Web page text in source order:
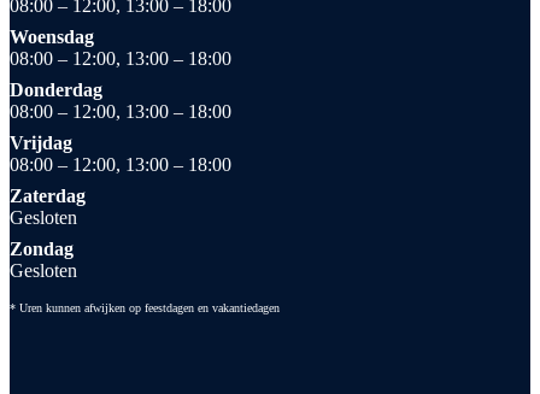
08:00 – 12:00, 13:00 – 18:00
Woensdag
08:00 – 12:00, 13:00 – 18:00
Donderdag
08:00 – 12:00, 13:00 – 18:00
Vrijdag
08:00 – 12:00, 13:00 – 18:00
Zaterdag
Gesloten
Zondag
Gesloten
* Uren kunnen afwijken op feestdagen en vakantiedagen